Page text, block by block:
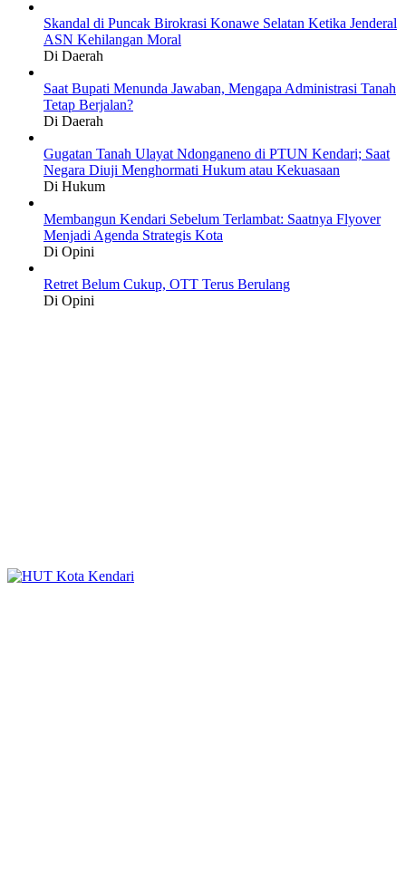
Skandal di Puncak Birokrasi Konawe Selatan Ketika Jenderal
ASN Kehilangan Moral
Di Daerah
Saat Bupati Menunda Jawaban, Mengapa Administrasi Tanah
Tetap Berjalan?
Di Daerah
Gugatan Tanah Ulayat Ndonganeno di PTUN Kendari; Saat
Negara Diuji Menghormati Hukum atau Kekuasaan
Di Hukum
Membangun Kendari Sebelum Terlambat: Saatnya Flyover
Menjadi Agenda Strategis Kota
Di Opini
Retret Belum Cukup, OTT Terus Berulang
Di Opini